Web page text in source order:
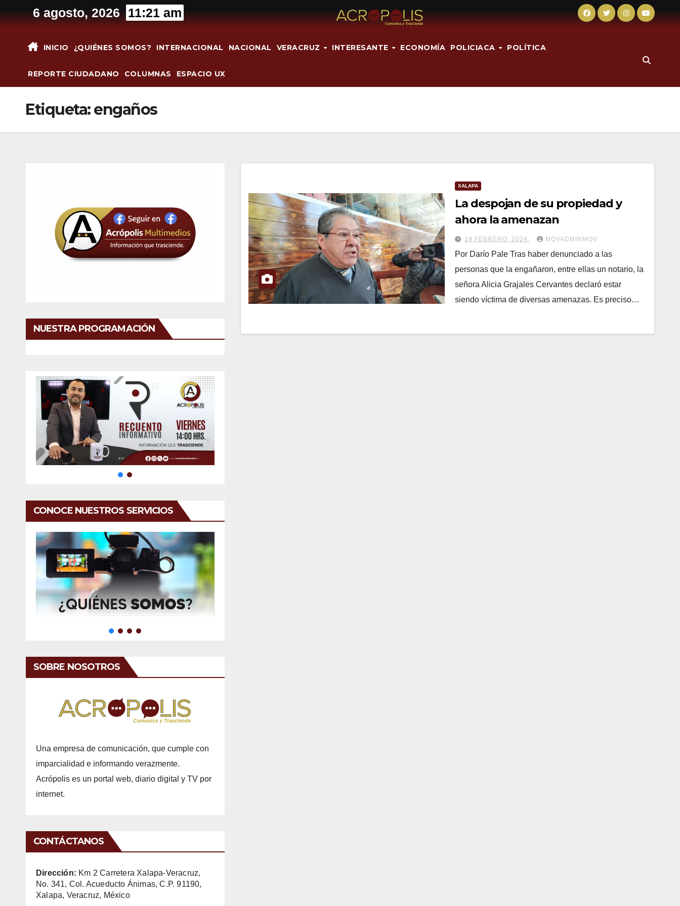
al
6 agosto, 2026 11:21 am
INICIO ¿QUIÉNES SOMOS? INTERNACIONAL NACIONAL VERACRUZ INTERESANTE ECONOMÍA POLICIACA POLÍTICA
REPORTE CIUDADANO COLUMNAS ESPACIO UX
Etiqueta:engaños
NUESTRA PROGRAMACIÓN
CONOCE NUESTROS SERVICIOS
SOBRE NOSOTROS
Una empresa de comunicación, que cumple con
imparcialidad e informando verazmente.
Acrópolis es un portal web, diario digital y TV por
internet.
CONTÁCTANOS
Dirección: Km 2 Carretera Xalapa-Veracruz,
No. 341, Col. Acueducto Ánimas, C.P. 91190,
Xalapa, Veracruz, México
XALAPA
La despojan de su propiedad y
ahora la amenazan
19 FEBRERO, 2024 MQVADMINMQV
Por Darío Pale Tras haber denunciado a las
personas que la engañaron, entre ellas un notario, la
señora Alicia Grajales Cervantes declaró estar
siendo víctima de diversas amenazas. Es preciso…